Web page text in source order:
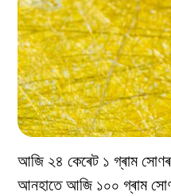
আজি ২৪ কেৰেট ১ গ্ৰাম
আনহাতে আজি ১০০ গ্ৰাম